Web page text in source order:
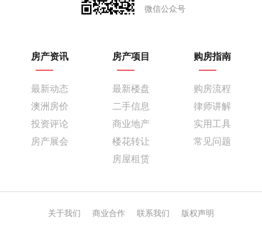
微信公众号
房产资讯
最新动态
澳洲房价
投资评论
房产展会
房产项目
最新楼盘
二手信息
商业地产
楼花转让
房屋租赁
购房指南
购房流程
律师讲解
实用工具
常见问题
关于我们 商业合作 联系我们 版权声明